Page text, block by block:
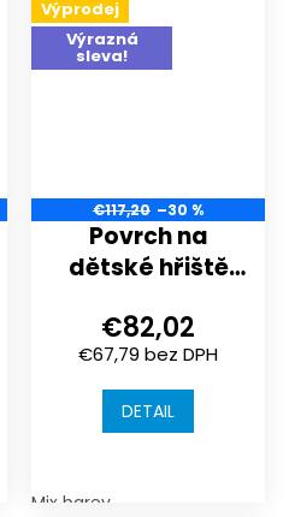
Výprodej
Výrazná
sleva!
€117,20 –30 %
Povrch na
dětské hřiště
sportoviště |
1000x1000x40
mm | spojení
puzzle
€67,79 bez DPH
€82,02
DETAIL
Mix barev